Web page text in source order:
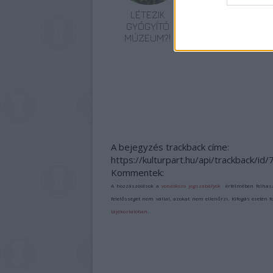
LÉTEZIK
GYÓGYÍTÓ
MÚZEUM?!
A bejegyzés trackback címe:
https://kulturpart.hu/api/trackback/id/
Kommentek:
A hozzászólások avonatkozó jogszabályok értelmében
felelősséget nem vállal, azokat nem ellenőrzi. Kifogás esetén
tájékoztatóban